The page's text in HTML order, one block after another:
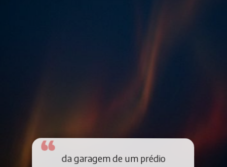
da garagem de um prédio